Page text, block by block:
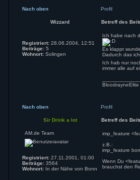
Nach oben Profil
Wizzard Betreff des
Registriert: 28.06.2004, 12:51
Beiträge: 5
Wohnort: Solingen
Ich habe nach
Es klappt
Dadurch das
Ich hab nur
immer alle auf
Nach oben Profil
Sir Drink a lot Betreff des
AM.de Team
Registriert: 27.11.2001, 01:00
Beiträge: 3564
Wohnort: In der Nähe von Bonn
imp_feature
z.B.:
imp_feature
Wenn Du
brauchst den